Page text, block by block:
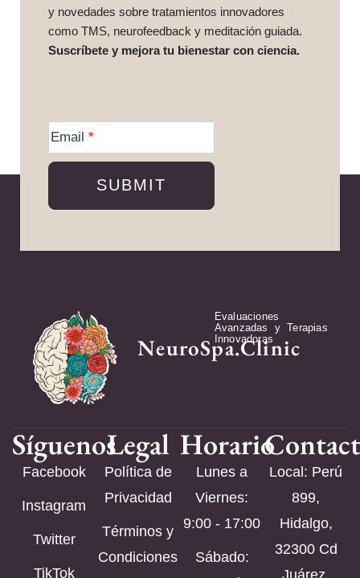
y novedades sobre tratamientos innovadores
como TMS, neurofeedback y meditación guiada.
Suscríbete y mejora tu bienestar con ciencia.
Information
Email *
SUBMIT
NeuroSpa.Clinic
Evaluaciones
Avanzadas y Terapias
Innovadoras
Síguenos
Facebook
Instagram
Twitter
TikTok
Legal
Política de
Privacidad
Términos y
Condiciones
Horario
Lunes a
Viernes:
9:00 - 17:00
Sábado:
Local: Perú
899,
Hidalgo,
32300 Cd
Juárez,